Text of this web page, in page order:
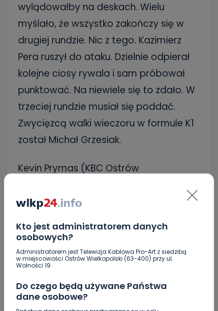
Kto jest administratorem danych
osobowych?
Administratorem jest Telewizja Kablowa Pro-Art z siedzibą
w miejscowości Ostrów Wielkopolski (63-400) przy ul.
Wolności 19.
Do czego będą używane Państwa
dane osobowe?
wylądowałby na deskach. Wielu
myślało, że wszystko zakończy się w
drugiej rundzie. Nic z tego. Kazimierz
Pera ruszył do ataku. Dzielnie odpierał
kolejne ciosy rywala i sam próbował
punktować. Na niewiele się to zdało. W
trzeciej rundzie musiał się poddać.
Zwycięzcą walki wieczoru w formule K1
został Michał Grzesiak.
Kevin Prymas (KBC Ostrów
(Evolution Fight Gym Poland), którzy
kontuzję jednego z zawodników, starcie
odwołano, odebrali puchary w
przerwie.
Lista walk Octagon No Mercy Fight